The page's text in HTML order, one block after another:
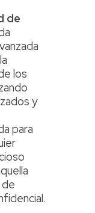
de
los
y
para